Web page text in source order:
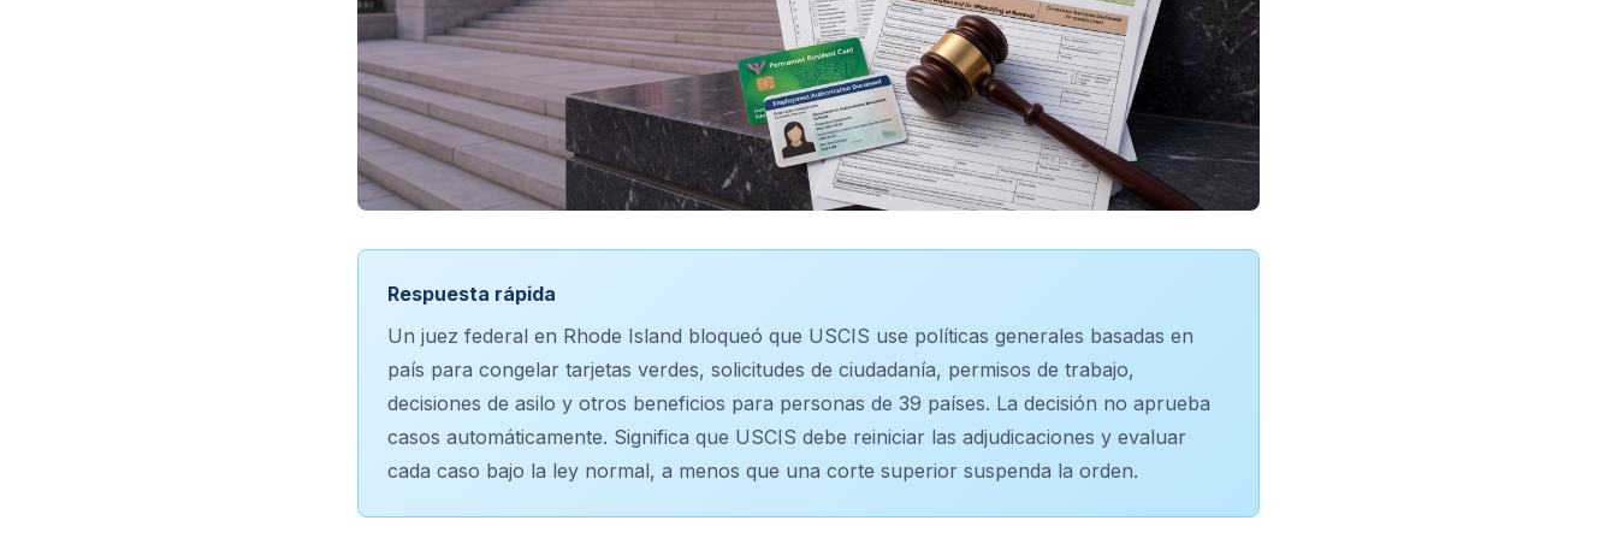
Respuesta rápida
Un juez federal en Rhode Island bloqueó que USCIS use políticas generales basadas en
país para congelar tarjetas verdes, solicitudes de ciudadanía, permisos de trabajo,
decisiones de asilo y otros beneficios para personas de 39 países. La decisión no aprueba
casos automáticamente. Significa que USCIS debe reiniciar las adjudicaciones y evaluar
cada caso bajo la ley normal, a menos que una corte superior suspenda la orden.